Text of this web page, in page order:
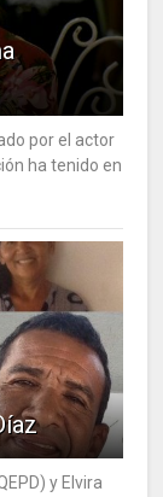
por el actor
ha tenido en
y Elvira